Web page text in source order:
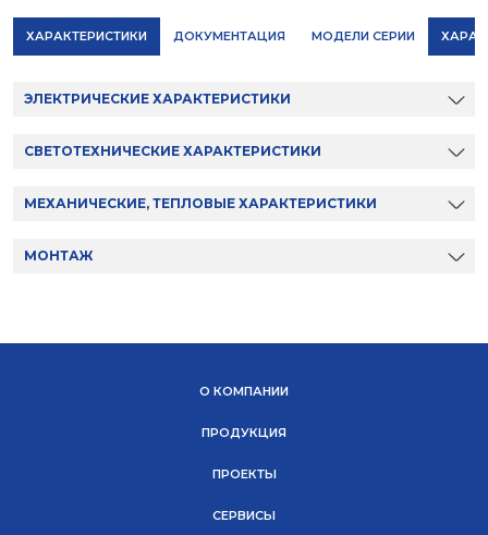
ХАРАКТЕРИСТИКИ ДОКУМЕНТАЦИЯ МОДЕЛИ СЕРИИ
ЭЛЕКТРИЧЕСКИЕ ХАРАКТЕРИСТИКИ
СВЕТОТЕХНИЧЕСКИЕ ХАРАКТЕРИСТИКИ
МЕХАНИЧЕСКИЕ, ТЕПЛОВЫЕ ХАРАКТЕРИСТИКИ
МОНТАЖ
О КОМПАНИИ
ПРОДУКЦИЯ
ПРОЕКТЫ
СЕРВИСЫ